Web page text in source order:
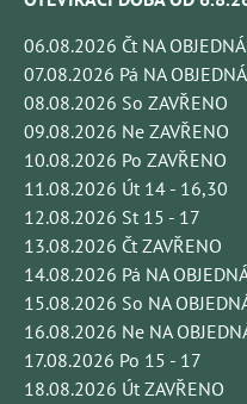
06.08.2026 Čt NA
07.08.2026 Pá NA
08.08.2026 So ZAVŘENO
09.08.2026 Ne ZAVŘENO
10.08.2026 Po ZAVŘENO
11.08.2026 Út 14 - 16,30
12.08.2026 St 15 - 17
13.08.2026 Čt ZAVŘENO
14.08.2026 Pá NA
15.08.2026 So NA
16.08.2026 Ne NA
17.08.2026 Po 15 - 17
18.08.2026 Út ZAVŘENO